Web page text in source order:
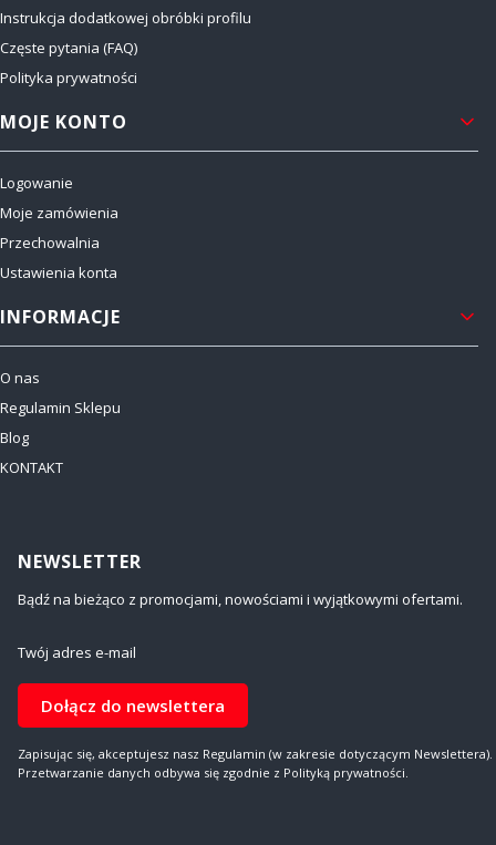
Instrukcja dodatkowej obróbki profilu
Częste pytania (FAQ)
Polityka prywatności
MOJE KONTO
Logowanie
Moje zamówienia
Przechowalnia
Ustawienia konta
INFORMACJE
O nas
Regulamin Sklepu
Blog
KONTAKT
NEWSLETTER
Bądź na bieżąco z promocjami, nowościami i wyjątkowymi ofertami.
Twój adres e-mail
Dołącz do newslettera
Zapisując się, akceptujesz nasz Regulamin (w zakresie dotyczącym Newslettera).
Przetwarzanie danych odbywa się zgodnie z Polityką prywatności.